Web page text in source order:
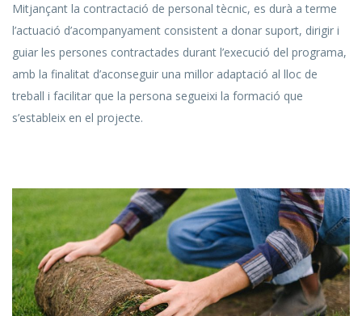
Mitjançant la contractació de personal tècnic, es durà a terme
l’actuació d’acompanyament consistent a donar suport, dirigir i
guiar les persones contractades durant l’execució del programa,
amb la finalitat d’aconseguir una millor adaptació al lloc de
treball i facilitar que la persona segueixi la formació que
s’estableix en el projecte.